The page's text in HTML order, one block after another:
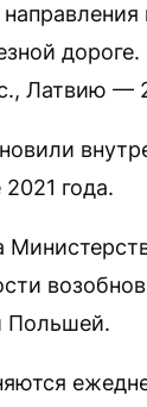
Латвию —
года.
Польшей.